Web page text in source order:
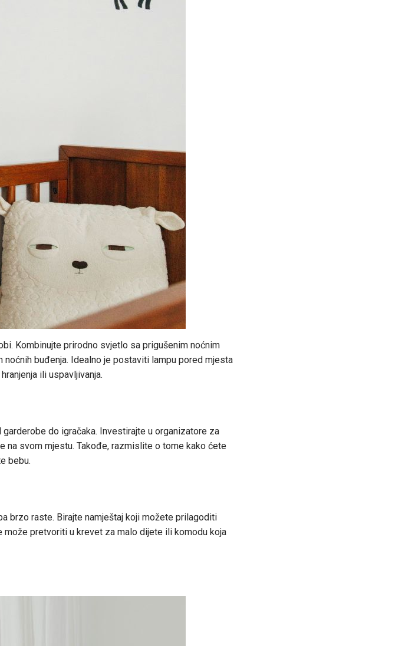
Kombinujte prirodno svjetlo sa prigušenim noćnim
buđenja. Idealno je postaviti lampu pored mjesta
ili uspavljivanja.
do igračaka. Investirajte u organizatore za
na svom mjestu. Takođe, razmislite o tome kako ćete
bebu.
brzo raste. Birajte namještaj koji možete prilagoditi
pretvoriti u krevet za malo dijete ili komodu koja